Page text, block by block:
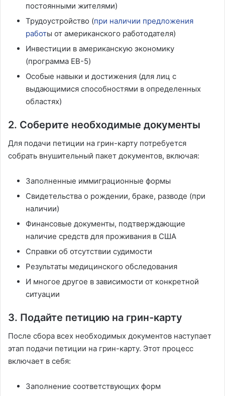
постоянными жителями)
Трудоустройство (при наличии предложения
работы от американского работодателя)
Инвестиции в американскую экономику
(программа EB-5)
Особые навыки и достижения (для лиц с
выдающимися способностями в определенных
областях)
2. Соберите необходимые документы
Для подачи петиции на грин-карту потребуется
собрать внушительный пакет документов, включая:
Заполненные иммиграционные формы
Свидетельства о рождении, браке, разводе (при
наличии)
Финансовые документы, подтверждающие
наличие средств для проживания в США
Справки об отсутствии судимости
Результаты медицинского обследования
И многое другое в зависимости от конкретной
ситуации
3. Подайте петицию на грин-карту
После сбора всех необходимых документов наступает
этап подачи петиции на грин-карту. Этот процесс
включает в себя:
Заполнение соответствующих форм